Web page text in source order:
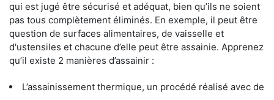
qui est jugé être sécurisé et adéquat, bien qu’ils ne soient
pas tous complètement éliminés. En exemple, il peut être
question de surfaces alimentaires, de vaisselle et
d'ustensiles et chacune d’elle peut être assainie. Apprenez
qu’il existe 2 manières d’assainir :
L’assainissement thermique, un procédé réalisé avec de